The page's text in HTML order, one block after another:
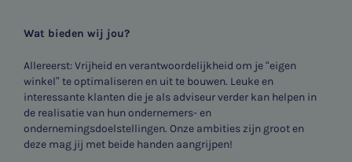
Wat bieden wij jou?
Allereerst: Vrijheid en verantwoordelijkheid om je “eigen
winkel” te optimaliseren en uit te bouwen. Leuke en
interessante klanten die je als adviseur verder kan helpen in
de realisatie van hun ondernemers- en
ondernemingsdoelstellingen. Onze ambities zijn groot en
deze mag jij met beide handen aangrijpen!